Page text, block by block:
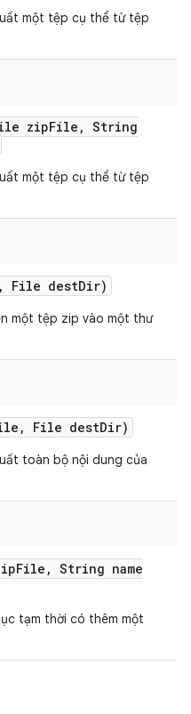
một tệp cụ thể từ tệp
zipFile , String
một tệp cụ thể từ tệp
, File destDir)
một tệp zip vào một thư
, File destDir)
toàn bộ nội dung của
File , String name
tạm thời có thêm một